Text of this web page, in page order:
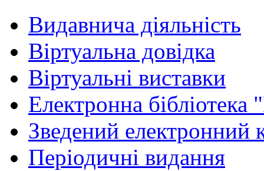
Видавнича діяльність
Віртуальна довідка
Віртуальні виставки
Електронна
Зведений електронний
Періодичні видання